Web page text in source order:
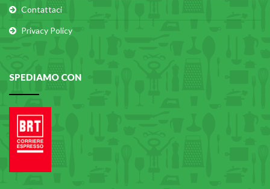
Contattaci
Privacy Policy
SPEDIAMO CON